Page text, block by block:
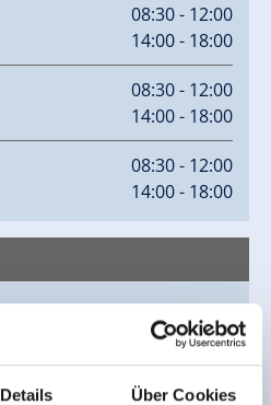
Details Über Cookies
08:30 - 12:00
14:00 - 18:00
08:30 - 12:00
14:00 - 18:00
08:30 - 12:00
14:00 - 18:00